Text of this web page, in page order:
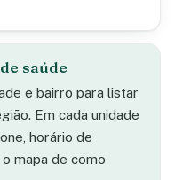
saúde
e bairro para listar
Em cada unidade
horário de
mapa de como